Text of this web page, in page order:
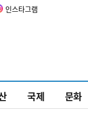
인스타그램
국제 문화